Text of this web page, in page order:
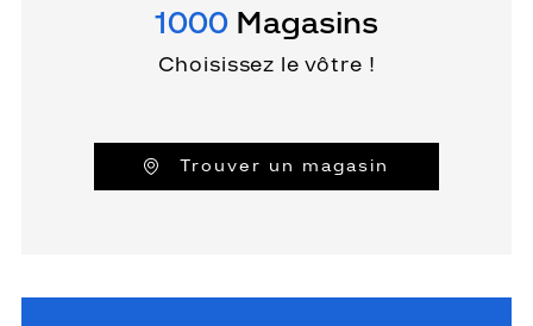
1000 Magasins
Choisissez le vôtre !
Trouver un magasin